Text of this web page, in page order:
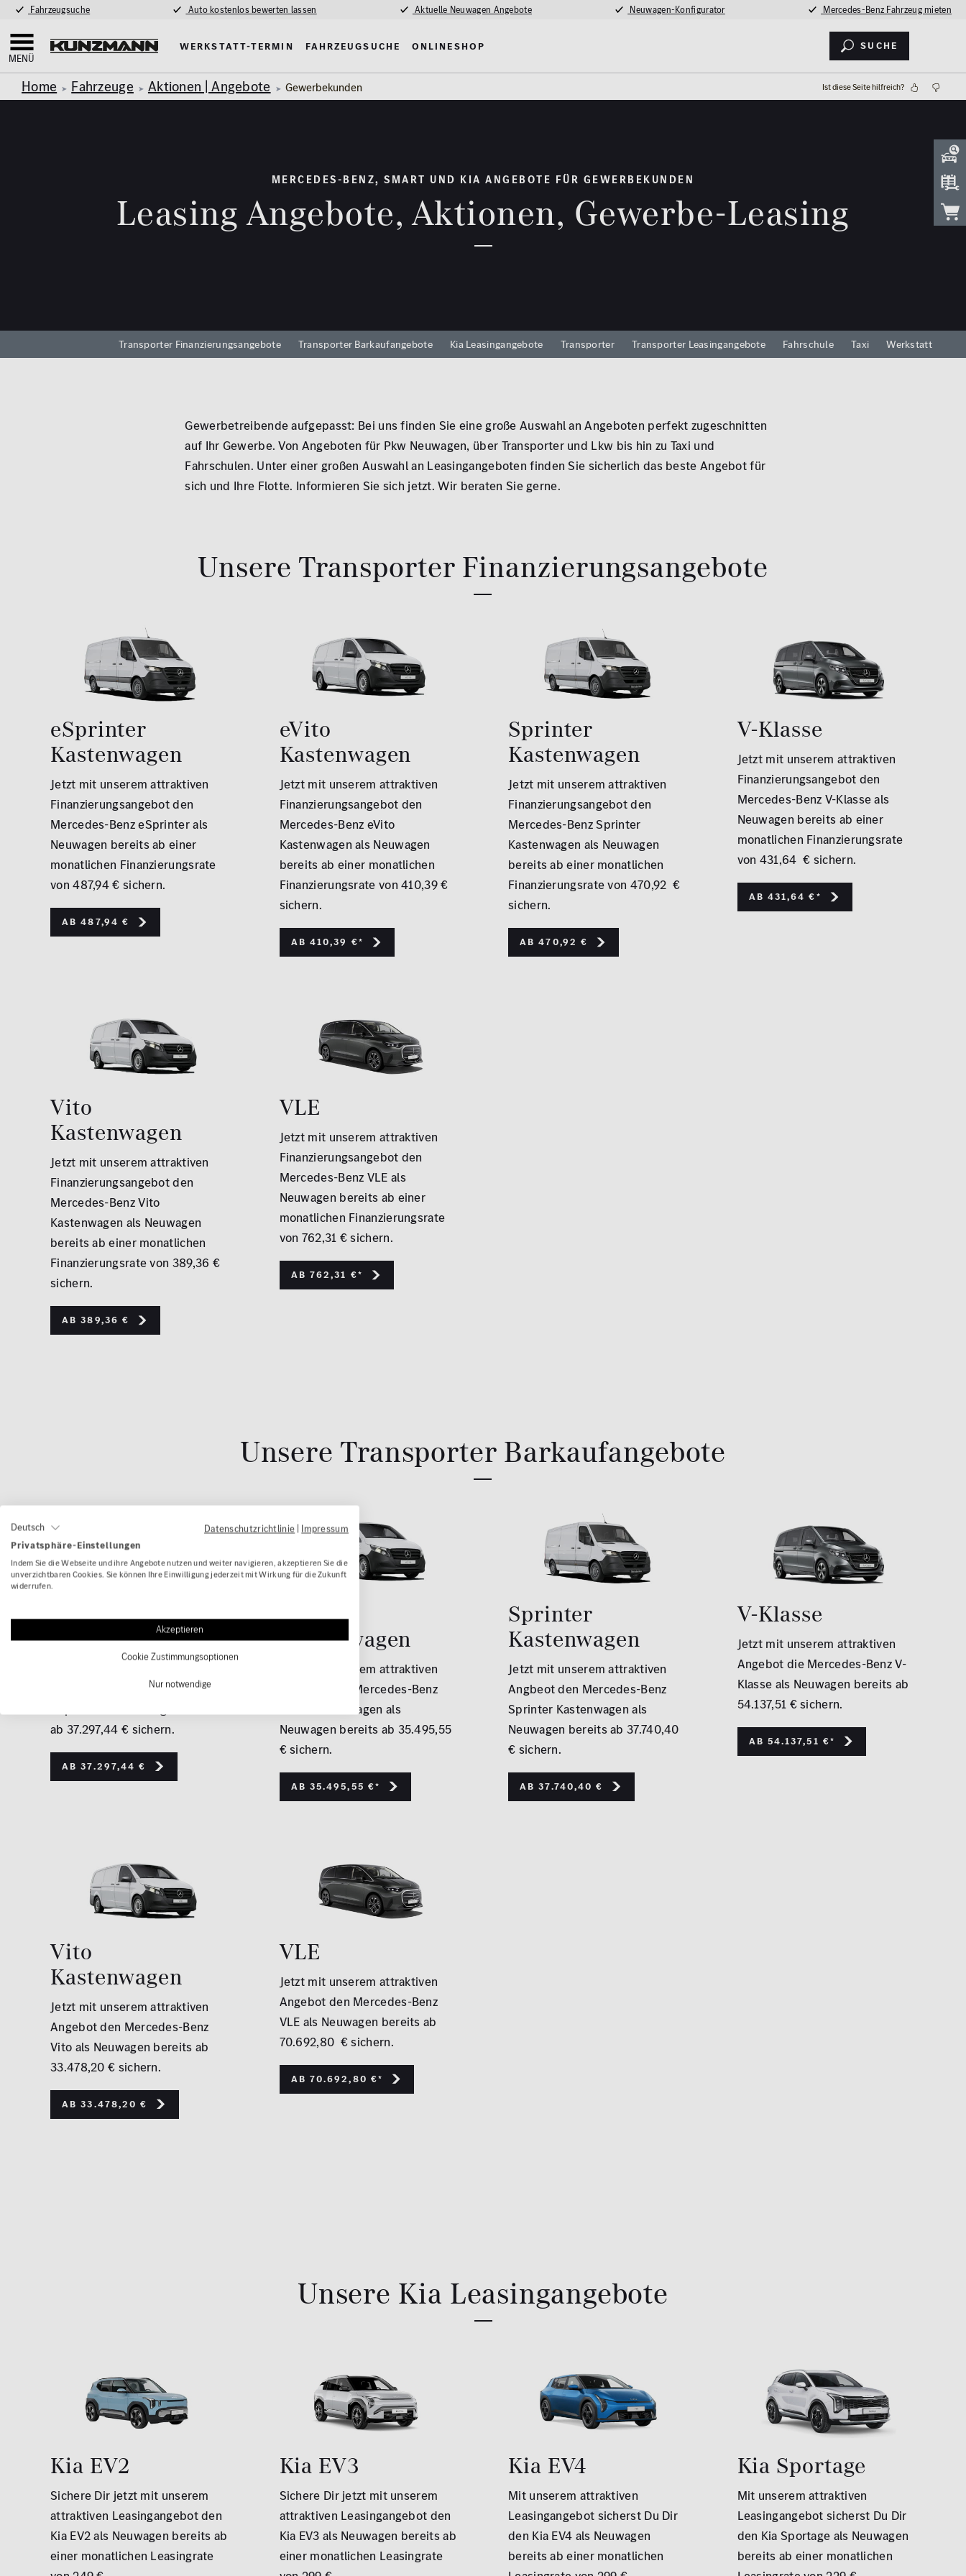
Fahrzeugsuche Auto kostenlos bewerten lassen Aktuelle Neuwagen Angebote Neuwagen-Konfigurator Mercedes-Benz Fahrzeug mieten
MENÜ
Werkstatt-Termin Fahrzeugsuche Onlineshop Suche
Home Fahrzeuge Aktionen | Angebote Gewerbekunden Ist diese Seite hilfreich?
MERCEDES-BENZ, SMART UND KIA ANGEBOTE FÜR GEWERBEKUNDEN
Leasing Angebote, Aktionen, Gewerbe-Leasing
Transporter Finanzierungsangebote Transporter Barkaufangebote Kia Leasingangebote Transporter Transporter Leasingangebote Fahrschule Taxi Werkstatt
Gewerbetreibende aufgepasst: Bei uns finden Sie eine große Auswahl an Angeboten perfekt zugeschnitten
auf Ihr Gewerbe. Von Angeboten für Pkw Neuwagen, über Transporter und Lkw bis hin zu Taxi und
Fahrschulen. Unter einer großen Auswahl an Leasingangeboten finden Sie sicherlich das beste Angebot für
sich und Ihre Flotte. Informieren Sie sich jetzt. Wir beraten Sie gerne.
Unsere Transporter Finanzierungsangebote
eSprinter
Kastenwagen
Jetzt mit unserem attraktiven
Finanzierungsangebot den
Mercedes-Benz eSprinter als
Neuwagen bereits ab einer
monatlichen Finanzierungsrate
von 487,94 € sichern.
Ab 487,94 €
eVito
Kastenwagen
Jetzt mit unserem attraktiven
Finanzierungsangebot den
Mercedes-Benz eVito
Kastenwagen als Neuwagen
bereits ab einer monatlichen
Finanzierungsrate von 410,39 €
sichern.
Ab 410,39 €*
Sprinter
Kastenwagen
Jetzt mit unserem attraktiven
Finanzierungsangebot den
Mercedes-Benz Sprinter
Kastenwagen als Neuwagen
bereits ab einer monatlichen
Finanzierungsrate von 470,92 €
sichern.
Ab 470,92 €
V-Klasse
Jetzt mit unserem attraktiven
Finanzierungsangebot den
Mercedes-Benz V-Klasse als
Neuwagen bereits ab einer
monatlichen Finanzierungsrate
von 431,64 € sichern.
Ab 431,64 €*
Vito
Kastenwagen
Jetzt mit unserem attraktiven
Finanzierungsangebot den
Mercedes-Benz Vito
Kastenwagen als Neuwagen
bereits ab einer monatlichen
Finanzierungsrate von 389,36 €
sichern.
Ab 389,36 €
VLE
Jetzt mit unserem attraktiven
Finanzierungsangebot den
Mercedes-Benz VLE als
Neuwagen bereits ab einer
monatlichen Finanzierungsrate
von 762,31 € sichern.
Ab 762,31 €*
Unsere Transporter Barkaufangebote
eSprinter
Kastenwagen
Angebot den Mercedes-Benz
ab 37.297,44 € sichern.
Ab 37.297,44 €
eVito
Kastenwagen
Jetzt mit unserem attraktiven
Angebot den Mercedes-Benz
eVito Kastenwagen als
Neuwagen bereits ab 35.495,55
€ sichern.
Ab 35.495,55 €*
Sprinter
Kastenwagen
Jetzt mit unserem attraktiven
Angbeot den Mercedes-Benz
Sprinter Kastenwagen als
Neuwagen bereits ab 37.740,40
€ sichern.
Ab 37.740,40 €
V-Klasse
Jetzt mit unserem attraktiven
Angebot die Mercedes-Benz V-
Klasse als Neuwagen bereits ab
54.137,51 € sichern.
Ab 54.137,51 €*
Vito
Kastenwagen
Jetzt mit unserem attraktiven
Angebot den Mercedes-Benz
Vito als Neuwagen bereits ab
33.478,20 € sichern.
Ab 33.478,20 €
VLE
Jetzt mit unserem attraktiven
Angebot den Mercedes-Benz
VLE als Neuwagen bereits ab
70.692,80 € sichern.
Ab 70.692,80 €*
Unsere Kia Leasingangebote
Kia EV2
Sichere Dir jetzt mit unserem
attraktiven Leasingangebot den
Kia EV2 als Neuwagen bereits ab
einer monatlichen Leasingrate
Kia EV3
Sichere Dir jetzt mit unserem
attraktiven Leasingangebot den
Kia EV3 als Neuwagen bereits ab
einer monatlichen Leasingrate
Kia EV4
Mit unserem attraktiven
Leasingangebot sicherst Du Dir
den Kia EV4 als Neuwagen
bereits ab einer monatlichen
Kia Sportage
Mit unserem attraktiven
Leasingangebot sicherst Du Dir
den Kia Sportage als Neuwagen
bereits ab einer monatlichen
Deutsch Datenschutzrichtlinie | Impressum
Privatsphäre-Einstellungen
Indem Sie die Webseite und ihre Angebote nutzen und weiter navigieren, akzeptieren Sie die
unverzichtbaren Cookies. Sie können Ihre Einwilligung jederzeit mit Wirkung für die Zukunft
widerrufen.
Akzeptieren
Cookie Zustimmungsoptionen
Nur notwendige